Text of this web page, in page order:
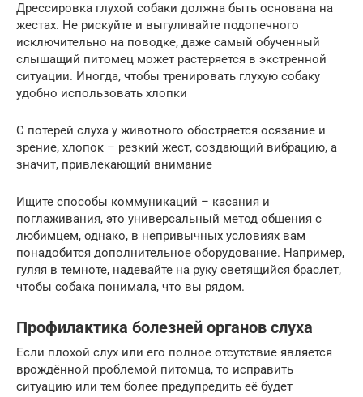
Дрессировка глухой собаки должна быть основана на
жестах. Не рискуйте и выгуливайте подопечного
исключительно на поводке, даже самый обученный
слышащий питомец может растеряется в экстренной
ситуации. Иногда, чтобы тренировать глухую собаку
удобно использовать хлопки
С потерей слуха у животного обостряется осязание и
зрение, хлопок – резкий жест, создающий вибрацию, а
значит, привлекающий внимание
Ищите способы коммуникаций – касания и
поглаживания, это универсальный метод общения с
любимцем, однако, в непривычных условиях вам
понадобится дополнительное оборудование. Например,
гуляя в темноте, надевайте на руку светящийся браслет,
чтобы собака понимала, что вы рядом.
Профилактика болезней органов слуха
Если плохой слух или его полное отсутствие является
врождённой проблемой питомца, то исправить
ситуацию или тем более предупредить её будет